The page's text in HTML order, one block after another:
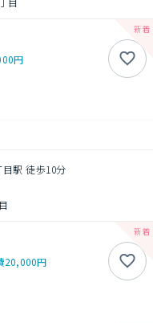
円
駅 徒歩10分
20,000円